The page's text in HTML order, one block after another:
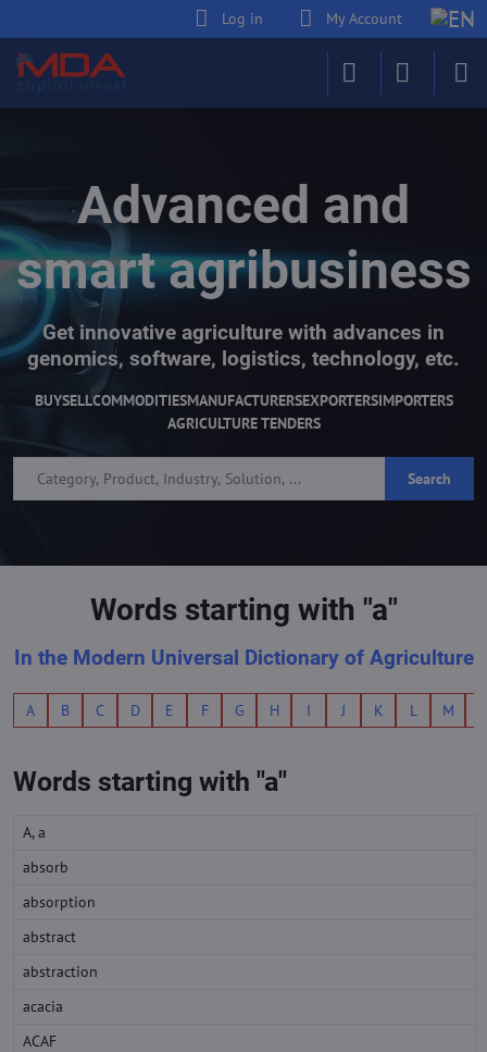
Log in My Account
Advanced and
smart agribusiness
Get innovative agriculture with advances in
genomics, software, logistics, technology, etc.
BUYSELLCOMMODITIESMANUFACTURERSEXPORTERSIMPORTERS
AGRICULTURE TENDERS
Search
Words starting with "a"
In the Modern Universal Dictionary of Agriculture
A B C D E F G H I J K L M
Words starting with "a"
A, a
absorb
absorption
abstract
abstraction
acacia
ACAF